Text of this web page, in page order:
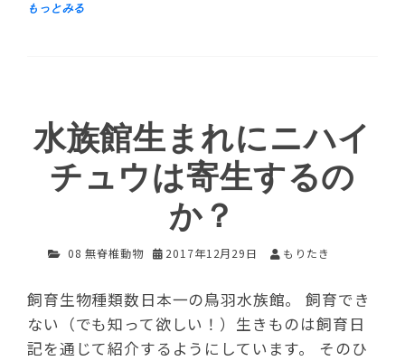
水族館生まれにニハイ
チュウは寄生するの
か？
08 無脊椎動物 2017年12月29日 もりたき
飼育生物種類数日本一の鳥羽水族館。 飼育でき
ない（でも知って欲しい！）生きものは飼育日
記を通じて紹介するようにしています。 そのひ